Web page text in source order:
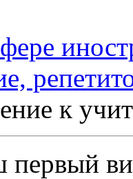
к
первый